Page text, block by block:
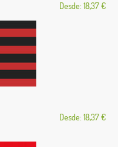
Desde: 18,37 €
Desde: 18,37 €